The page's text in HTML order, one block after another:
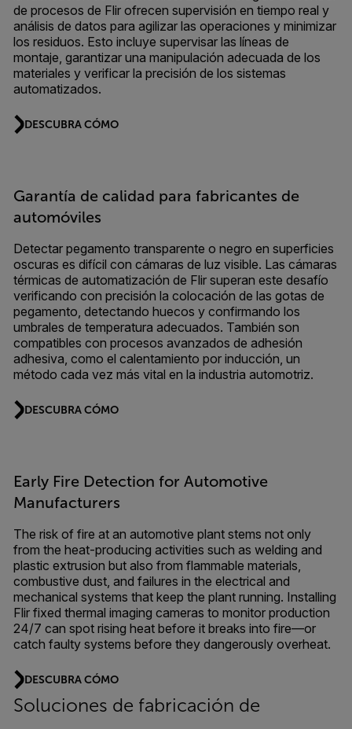
de procesos de Flir ofrecen supervisión en tiempo real y
análisis de datos para agilizar las operaciones y minimizar
los residuos. Esto incluye supervisar las líneas de
montaje, garantizar una manipulación adecuada de los
materiales y verificar la precisión de los sistemas
automatizados.
DESCUBRA CÓMO
Garantía de calidad para fabricantes de
automóviles
Detectar pegamento transparente o negro en superficies
oscuras es difícil con cámaras de luz visible. Las cámaras
térmicas de automatización de Flir superan este desafío
verificando con precisión la colocación de las gotas de
pegamento, detectando huecos y confirmando los
umbrales de temperatura adecuados. También son
compatibles con procesos avanzados de adhesión
adhesiva, como el calentamiento por inducción, un
método cada vez más vital en la industria automotriz.
DESCUBRA CÓMO
Early Fire Detection for Automotive
Manufacturers
The risk of fire at an automotive plant stems not only
from the heat-producing activities such as welding and
plastic extrusion but also from flammable materials,
combustive dust, and failures in the electrical and
mechanical systems that keep the plant running. Installing
Flir fixed thermal imaging cameras to monitor production
24/7 can spot rising heat before it breaks into fire—or
catch faulty systems before they dangerously overheat.
DESCUBRA CÓMO
Soluciones de fabricación de